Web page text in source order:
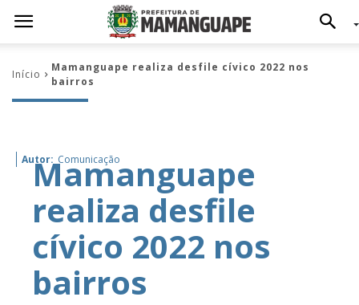
Início
Mamanguape realiza desfile cívico 2022 nos
bairros
Autor: Comunicação
Mamanguape
realiza desfile
cívico 2022 nos
bairros